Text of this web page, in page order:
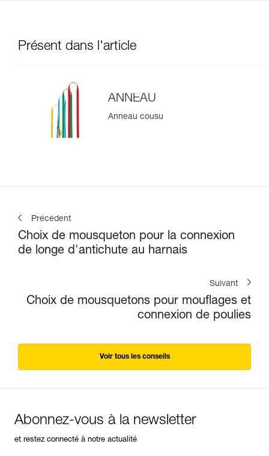
Présent dans l'article
ANNEAU
Anneau cousu
Précédent
Choix de mousqueton pour la connexion
de longe d'antichute au harnais
Suivant
Choix de mousquetons pour mouflages et
connexion de poulies
Voir tous les conseils
Abonnez-vous à la newsletter
et restez connecté à notre actualité